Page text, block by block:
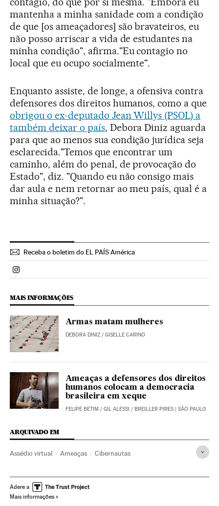
mantenha a minha sanidade com a condição
de que [os ameaçadores] são bravateiros, eu
não posso arriscar a vida de estudantes na
minha condição", afirma."Eu contagio no
local que eu ocupo socialmente".
Enquanto assiste, de longe, a ofensiva contra
defensores dos direitos humanos, como a que
obrigou o ex-deputado Jean Willys (PSOL) a
também deixar o país, Debora Diniz aguarda
para que ao menos sua condição jurídica seja
esclarecida."Temos que encontrar um
caminho, além do penal, de provocação do
Estado", diz. "Quando eu não consigo mais
dar aula e nem retornar ao meu país, qual é a
minha situação?".
Receba o boletim do EL PAÍS América
Politica El País Brasil en Instagram
MAIS INFORMAÇÕES
Armas matam mulheres
DEBORA DINIZ / GISELLE CARINO
Ameaças a defensores dos direitos
humanos colocam a democracia
brasileira em xeque
FELIPE BETIM / GIL ALESSI / BREILLER PIRES | SÃO PAULO
ARQUIVADO EM
Assédio virtual Ameaças Cibernautas
América Latina América
Telecomunicações
Adere a
Mais informações